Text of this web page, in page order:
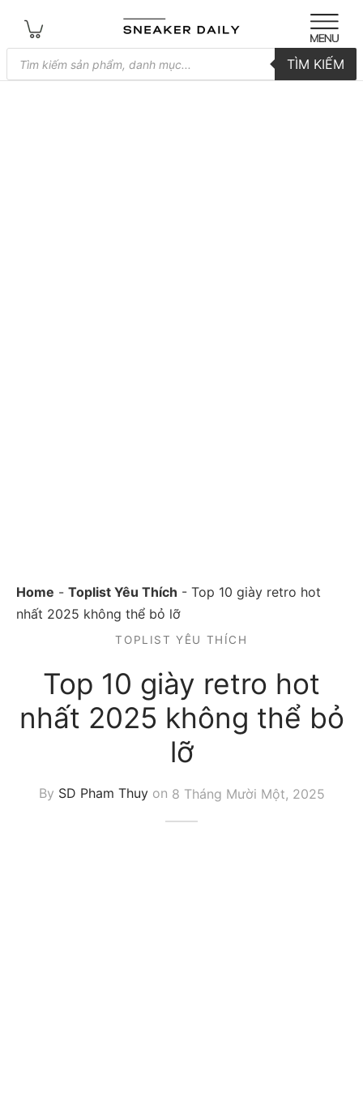
Tìm
kiếm
sản
TÌM KIẾM
Home - Toplist Yêu Thích - Top 10 giày retro hot
nhất 2025 không thể bỏ lỡ
TOPLIST YÊU THÍCH
Top 10 giày retro hot
nhất 2025 không thể bỏ
lỡ
By SD Pham Thuyon 8 Tháng Mười Một, 2025